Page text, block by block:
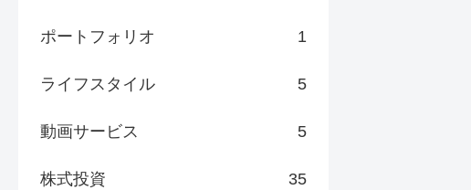
ポートフォリオ 1
ライフスタイル 5
動画サービス 5
株式投資 35